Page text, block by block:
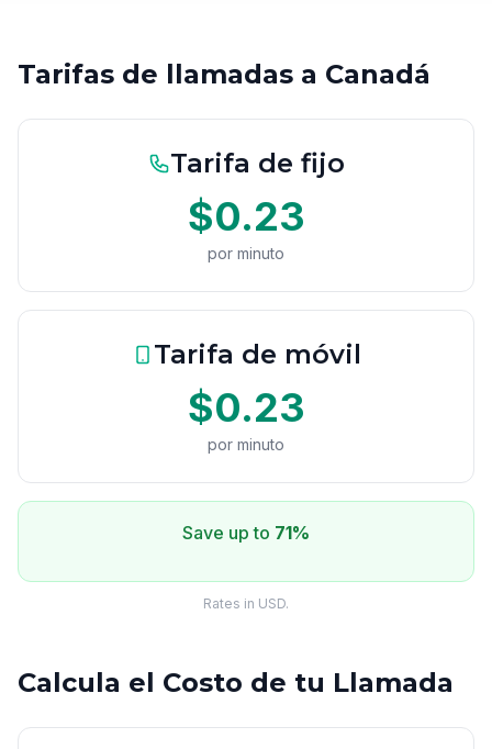
Tarifas de llamadas a Canadá
Tarifa de fijo
$0.23
por minuto
Tarifa de móvil
$0.23
por minuto
Save up to 71%
Rates in USD.
Calcula el Costo de tu Llamada